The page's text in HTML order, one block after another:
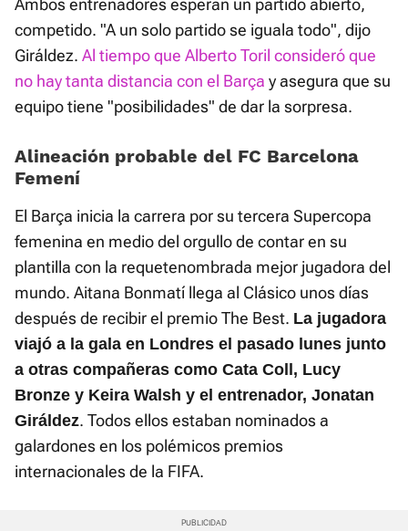
Ambos entrenadores esperan un partido abierto,
competido. "A un solo partido se iguala todo", dijo
Giráldez. Al tiempo que Alberto Toril consideró que
no hay tanta distancia con el Barça y asegura que su
equipo tiene "posibilidades" de dar la sorpresa.
Alineación probable del FC Barcelona
Femení
El Barça inicia la carrera por su tercera Supercopa
femenina en medio del orgullo de contar en su
plantilla con la requetenombrada mejor jugadora del
mundo. Aitana Bonmatí llega al Clásico unos días
después de recibir el premio The Best. La jugadora
viajó a la gala en Londres el pasado lunes junto
a otras compañeras como Cata Coll, Lucy
Bronze y Keira Walsh y el entrenador, Jonatan
Giráldez. Todos ellos estaban nominados a
galardones en los polémicos premios
internacionales de la FIFA.